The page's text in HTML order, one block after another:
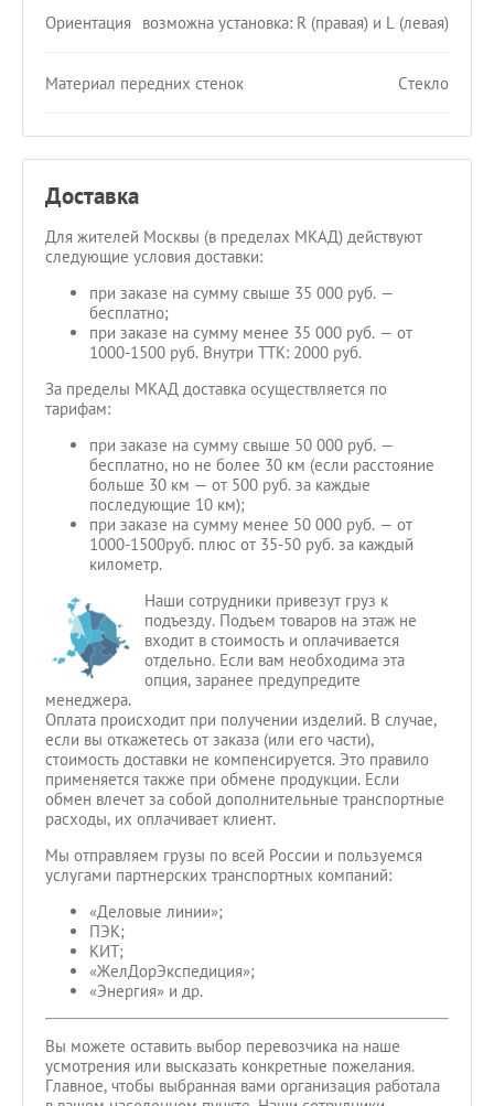
Ориентация возможна установка: R (правая) и L (левая)
Материал передних стенок Стекло
Доставка
Для жителей Москвы (в пределах МКАД) действуют
следующие условия доставки:
при заказе на сумму свыше 35 000 руб. —
бесплатно;
при заказе на сумму менее 35 000 руб. — от
1000-1500 руб. Внутри ТТК: 2000 руб.
За пределы МКАД доставка осуществляется по
тарифам:
при заказе на сумму свыше 50 000 руб. —
бесплатно, но не более 30 км (если расстояние
больше 30 км — от 500 руб. за каждые
последующие 10 км);
при заказе на сумму менее 50 000 руб. — от
1000-1500руб. плюс от 35-50 руб. за каждый
километр.
Наши сотрудники привезут груз к
подъезду. Подъем товаров на этаж не
входит в стоимость и оплачивается
отдельно. Если вам необходима эта
опция, заранее предупредите
менеджера.
Оплата происходит при получении изделий. В случае,
если вы откажетесь от заказа (или его части),
стоимость доставки не компенсируется. Это правило
применяется также при обмене продукции. Если
обмен влечет за собой дополнительные транспортные
расходы, их оплачивает клиент.
Мы отправляем грузы по всей России и пользуемся
услугами партнерских транспортных компаний:
«Деловые линии»;
ПЭК;
КИТ;
«ЖелДорЭкспедиция»;
«Энергия» и др.
Вы можете оставить выбор перевозчика на наше
усмотрения или высказать конкретные пожелания.
Главное, чтобы выбранная вами организация работала